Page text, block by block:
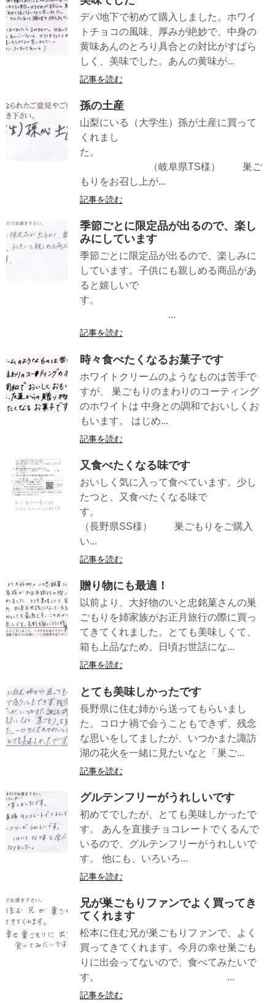
デパ地下で初めて購入しました。ホワイ
トチョコの風味、厚みが絶妙で、中身の
黄味あんのとろり具合との対比がすばら
しく、美味でした。あんの黄味が...
記事を読む
孫の土産
山梨にいる（大学生）孫が土産に買って
くれまし
た。
（岐阜県TS様） 巣ご
もりをお召し上が...
記事を読む
季節ごとに限定品が出るので、楽し
みにしています
季節ごとに限定品が出るので、楽しみに
しています。子供にも親しめる商品があ
ると嬉しいで
す。
...
記事を読む
時々食べたくなるお菓子です
ホワイトクリームのようなものは苦手で
すが、 巣ごもりのまわりのコーティング
のホワイトは 中身との調和でおいしくお
もいます。 はじめ...
記事を読む
又食べたくなる味です
おいしく気に入って食べています。少し
たつと、又食べたくなる味で
す。
（長野県SS様） 巣ごもりをご購入
い...
記事を読む
贈り物にも最適！
以前より、大好物のいと忠銘菓さんの巣
ごもりを姉家族がお正月旅行の際に買っ
てきてくれました。とても美味しくて、
箱も上品なため、日頃お世話にな...
記事を読む
とても美味しかったです
長野県に住む姉から送ってもらいまし
た。コロナ禍で会うこともできず、残念
な思いをしてましたが、いつかまた諏訪
湖の花火を一緒に見たいなと「巣ご...
記事を読む
グルテンフリーがうれしいです
初めてでしたが、とても美味しかったで
す。 あんを直接チョコレートでくるんで
いるので、グルテンフリーがうれしいで
す。 他にも、いろいろ...
記事を読む
兄が巣ごもりファンでよく買ってき
てくれます
松本に住む兄が巣ごもりファンで、よく
買ってきてくれます。今月の幸せ巣ごも
りに出会ってないので、食べてみたいで
す。 ...
記事を読む